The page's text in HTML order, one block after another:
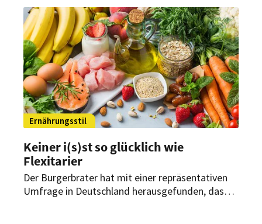
zu denken geben. Die fünfte Ausbildungsstudie
zeigt: Die Gen Z ist verunsichert, zweifelt an
Aufstieg durch Leistung und fühlt sich von der
Politik oft nicht gehört.
Ernährungsstil
Keiner i(s)st so glücklich wie
Flexitarier
Der Burgerbrater hat mit einer repräsentativen
Umfrage in Deutschland herausgefunden, dass